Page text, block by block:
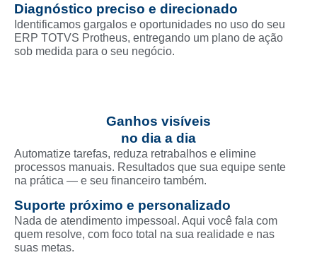
Diagnóstico preciso e direcionado
Identificamos gargalos e oportunidades no uso do seu
ERP TOTVS Protheus, entregando um plano de ação
sob medida para o seu negócio.
Ganhos visíveis
no dia a dia
Automatize tarefas, reduza retrabalhos e elimine
processos manuais. Resultados que sua equipe sente
na prática — e seu financeiro também.
Suporte próximo e personalizado
Nada de atendimento impessoal. Aqui você fala com
quem resolve, com foco total na sua realidade e nas
suas metas.